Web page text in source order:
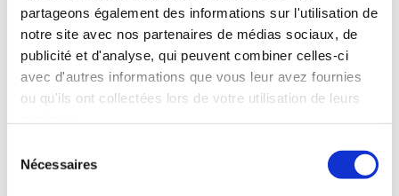
partageons également des informations sur l'utilisation de
notre site avec nos partenaires de médias sociaux, de
publicité et d'analyse, qui peuvent combiner celles-ci
avec d'autres informations que vous leur avez fournies
ou qu'ils ont collectées lors de votre utilisation de leurs
Nécessaires